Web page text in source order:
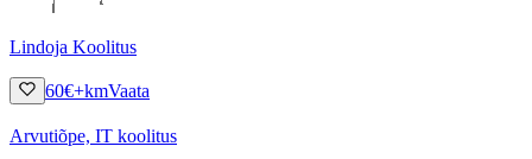
Lindoja Koolitus
60€+kmVaata
Arvutiõpe, IT koolitus